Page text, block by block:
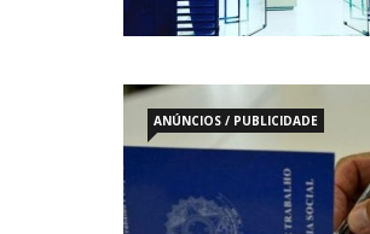
ANÚNCIOS / PUBLICIDADE